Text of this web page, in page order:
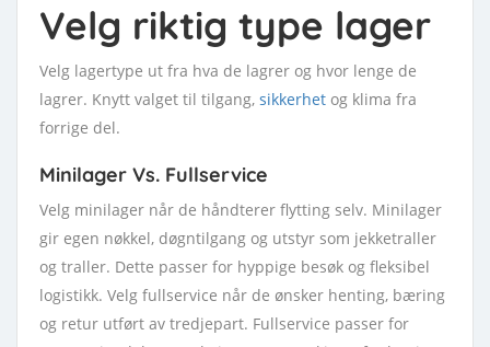
Velg riktig type lager
Velg lagertype ut fra hva de lagrer og hvor lenge de
lagrer. Knytt valget til tilgang, sikkerhet og klima fra
forrige del.
Minilager Vs. Fullservice
Velg minilager når de håndterer flytting selv. Minilager
gir egen nøkkel, døgntilgang og utstyr som jekketraller
og traller. Dette passer for hyppige besøk og fleksibel
logistikk. Velg fullservice når de ønsker henting, bæring
og retur utført av tredjepart. Fullservice passer for